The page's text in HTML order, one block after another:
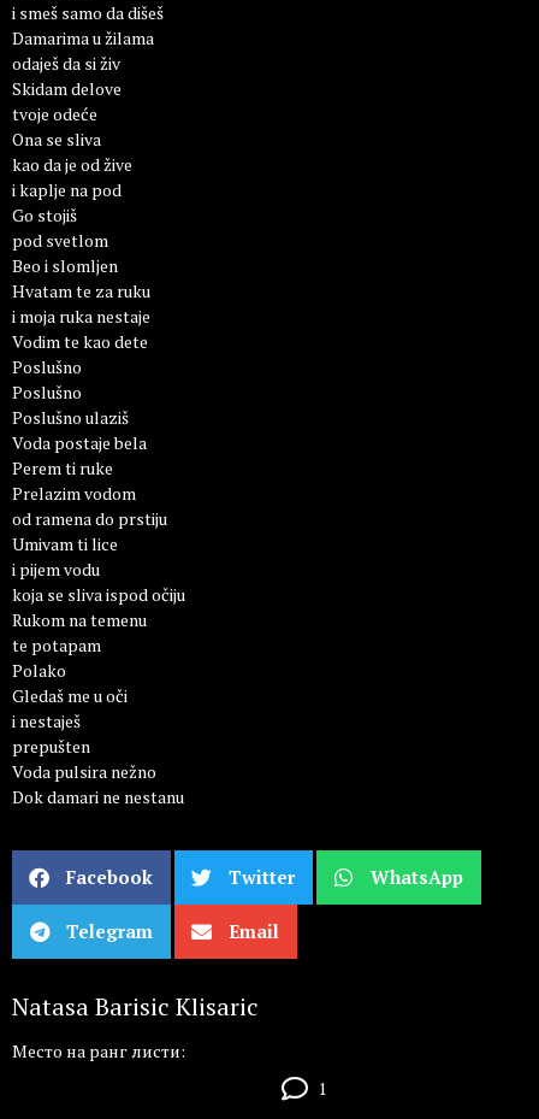
i smeš samo da dišeš
Damarima u žilama
odaješ da si živ
Skidam delove
tvoje odeće
Ona se sliva
kao da je od žive
i kaplje na pod
Go stojiš
pod svetlom
Beo i slomljen
Hvatam te za ruku
i moja ruka nestaje
Vodim te kao dete
Poslušno
Poslušno
Poslušno ulaziš
Voda postaje bela
Perem ti ruke
Prelazim vodom
od ramena do prstiju
Umivam ti lice
i pijem vodu
koja se sliva ispod očiju
Rukom na temenu
te potapam
Polako
Gledaš me u oči
i nestaješ
prepušten
Voda pulsira nežno
Dok damari ne nestanu
Facebook Twitter WhatsApp
Telegram Email
Natasa Barisic Klisaric
Место на ранг листи:
1